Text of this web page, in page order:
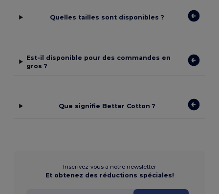
Quelles tailles sont disponibles ?
Est-il disponible pour des commandes en
gros ?
Que signifie Better Cotton ?
Inscrivez-vous à notre newsletter
Et obtenez des réductions spéciales!